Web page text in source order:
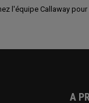
l'équipe Callaway
A